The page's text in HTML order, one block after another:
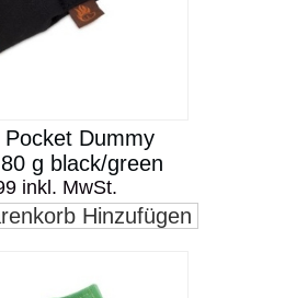
Pocket Dummy
g black/green
inkl. MwSt.
Hinzufügen